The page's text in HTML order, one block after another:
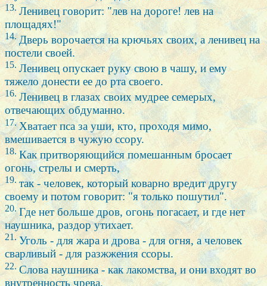
13.Ленивец говорит: "лев на дороге! лев на
площадях!"
14.Дверь ворочается на крючьях своих, а ленивец на
постели своей.
15.Ленивец опускает руку свою в чашу, и ему
тяжело донести ее до рта своего.
16.Ленивец в глазах своих мудрее семерых,
отвечающих обдуманно.
17.Хватает пса за уши, кто, проходя мимо,
вмешивается в чужую ссору.
18.Как притворяющийся помешанным бросает
огонь, стрелы и смерть,
19. так - человек, который коварно вредит другу
своему и потом говорит: "я только пошутил".
20.Где нет больше дров, огонь погасает, и где нет
наушника, раздор утихает.
21.Уголь - для жара и дрова - для огня, а человек
сварливый - для разжжения ссоры.
22. Слова наушника - как лакомства, и они входят во
внутренность чрева.